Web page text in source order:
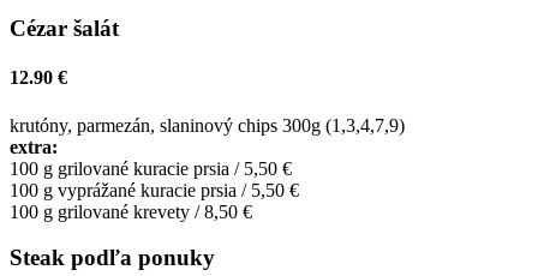
Cézar šalát
12.90 €
krutóny, parmezán, slaninový chips 300g (1,3,4,7,9)
extra:
100 g grilované kuracie prsia / 5,50 €
100 g vyprážané kuracie prsia / 5,50 €
100 g grilované krevety / 8,50 €
Steak podľa ponuky